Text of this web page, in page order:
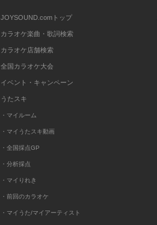
JOYSOUND.comトップ
カラオケ楽曲・歌詞検索
カラオケ店舗検索
全国カラオケ大会
イベント・キャンペーン
うたスキ
・マイルーム
・マイうたスキ動画
・全国採点GP
・分析採点
・マイりれき
・前回のカラオケ
・マイうた/マイアーティスト